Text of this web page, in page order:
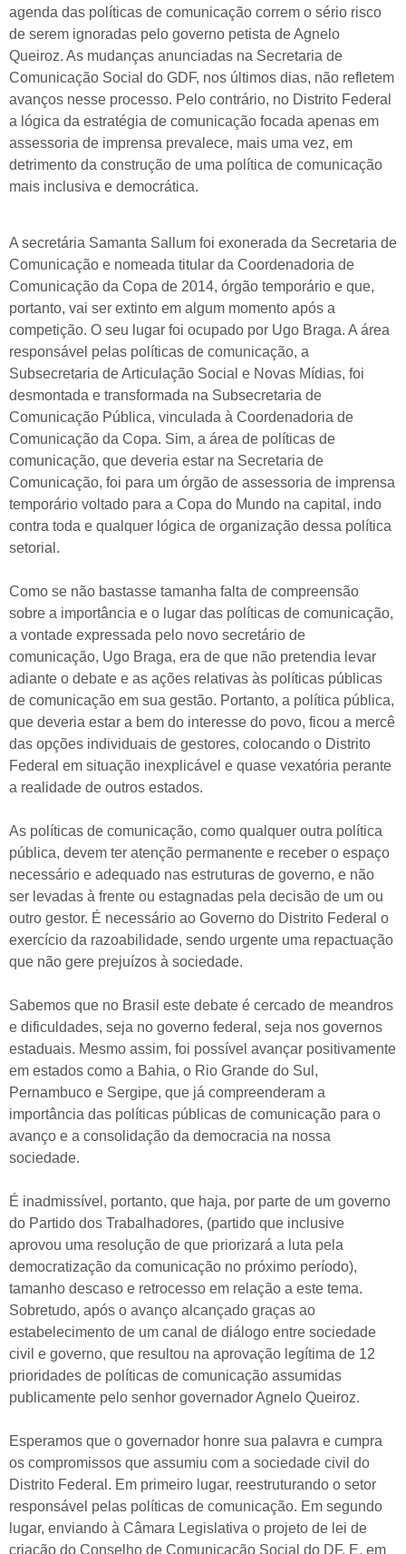
agenda das políticas de comunicação correm o sério risco
de serem ignoradas pelo governo petista de Agnelo
Queiroz. As mudanças anunciadas na Secretaria de
Comunicação Social do GDF, nos últimos dias, não refletem
avanços nesse processo. Pelo contrário, no Distrito Federal
a lógica da estratégia de comunicação focada apenas em
assessoria de imprensa prevalece, mais uma vez, em
detrimento da construção de uma política de comunicação
mais inclusiva e democrática.
A secretária Samanta Sallum foi exonerada da Secretaria de
Comunicação e nomeada titular da Coordenadoria de
Comunicação da Copa de 2014, órgão temporário e que,
portanto, vai ser extinto em algum momento após a
competição. O seu lugar foi ocupado por Ugo Braga. A área
responsável pelas políticas de comunicação, a
Subsecretaria de Articulação Social e Novas Mídias, foi
desmontada e transformada na Subsecretaria de
Comunicação Pública, vinculada à Coordenadoria de
Comunicação da Copa. Sim, a área de políticas de
comunicação, que deveria estar na Secretaria de
Comunicação, foi para um órgão de assessoria de imprensa
temporário voltado para a Copa do Mundo na capital, indo
contra toda e qualquer lógica de organização dessa política
setorial.
Como se não bastasse tamanha falta de compreensão
sobre a importância e o lugar das políticas de comunicação,
a vontade expressada pelo novo secretário de
comunicação, Ugo Braga, era de que não pretendia levar
adiante o debate e as ações relativas às políticas públicas
de comunicação em sua gestão. Portanto, a política pública,
que deveria estar a bem do interesse do povo, ficou a mercê
das opções individuais de gestores, colocando o Distrito
Federal em situação inexplicável e quase vexatória perante
a realidade de outros estados.
As políticas de comunicação, como qualquer outra política
pública, devem ter atenção permanente e receber o espaço
necessário e adequado nas estruturas de governo, e não
ser levadas à frente ou estagnadas pela decisão de um ou
outro gestor. É necessário ao Governo do Distrito Federal o
exercício da razoabilidade, sendo urgente uma repactuação
que não gere prejuízos à sociedade.
Sabemos que no Brasil este debate é cercado de meandros
e dificuldades, seja no governo federal, seja nos governos
estaduais. Mesmo assim, foi possível avançar positivamente
em estados como a Bahia, o Rio Grande do Sul,
Pernambuco e Sergipe, que já compreenderam a
importância das políticas públicas de comunicação para o
avanço e a consolidação da democracia na nossa
sociedade.
É inadmissível, portanto, que haja, por parte de um governo
do Partido dos Trabalhadores, (partido que inclusive
aprovou uma resolução de que priorizará a luta pela
democratização da comunicação no próximo período),
tamanho descaso e retrocesso em relação a este tema.
Sobretudo, após o avanço alcançado graças ao
estabelecimento de um canal de diálogo entre sociedade
civil e governo, que resultou na aprovação legítima de 12
prioridades de políticas de comunicação assumidas
publicamente pelo senhor governador Agnelo Queiroz.
Esperamos que o governador honre sua palavra e cumpra
os compromissos que assumiu com a sociedade civil do
Distrito Federal. Em primeiro lugar, reestruturando o setor
responsável pelas políticas de comunicação. Em segundo
lugar, enviando à Câmara Legislativa o projeto de lei de
criação do Conselho de Comunicação Social do DF. E, em